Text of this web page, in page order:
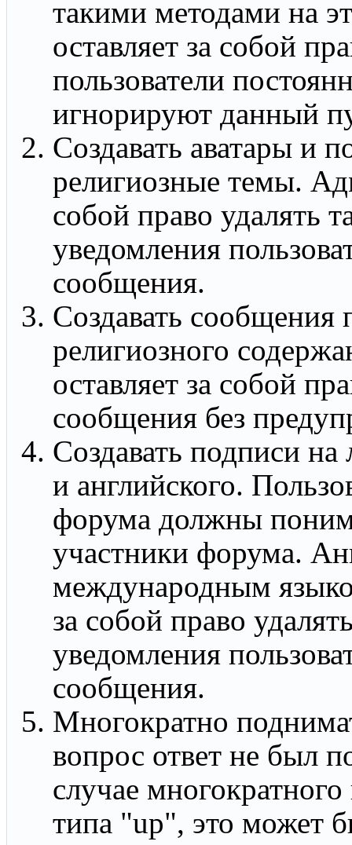
такими методами на
оставляет за собой
пользователи
игнорируют данный
Создавать аватары и
религиозные темы.
собой право удалять
уведомления
сообщения.
Создавать сообщения
религиозного
оставляет за собой
сообщения без
Создавать подписи
и английского.
форума должны
участники форума.
международным
за собой право
уведомления
сообщения.
Многократно
вопрос ответ не был
случае
типа "up", это может